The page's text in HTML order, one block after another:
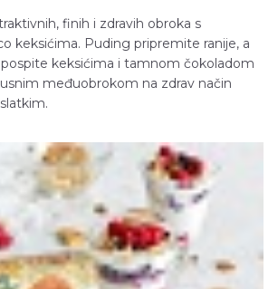
finih i zdravih obroka s
keksićima. Puding pripremite ranije, a
keksićima i tamnom čokoladom
međuobrokom na zdrav način